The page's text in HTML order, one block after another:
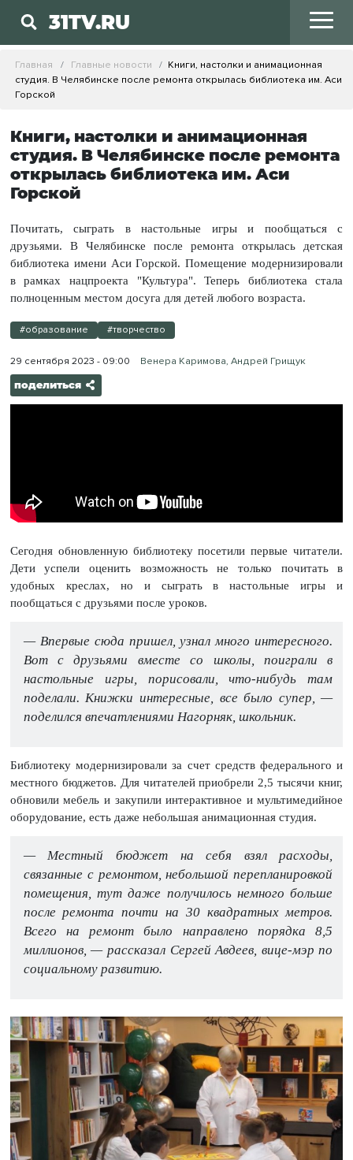
31TV.RU
Главная Главные новости
Книги, настолки и анимационная
студия. В Челябинске после ремонта открылась библиотека им. Аси
Горской
Книги, настолки и анимационная
студия. В Челябинске после ремонта
открылась библиотека им. Аси
Горской
Почитать, сыграть в настольные игры и пообщаться с
друзьями. В Челябинске после ремонта открылась детская
библиотека имени Аси Горской. Помещение модернизировали
в рамках нацпроекта "Культура". Теперь библиотека стала
полноценным местом досуга для детей любого возраста.
#образование #творчество
29 сентября 2023 - 09:00 Венера Каримова, Андрей Грищук
поделиться
Сегодня обновленную библиотеку посетили первые читатели.
Дети успели оценить возможность не только почитать в
удобных креслах, но и сыграть в настольные игры и
пообщаться с друзьями после уроков.
— Впервые сюда пришел, узнал много интересного.
Вот с друзьями вместе со школы, поиграли в
настольные игры, порисовали, что-нибудь там
поделали. Книжки интересные, все было супер, —
поделился впечатлениями Нагорняк, школьник.
Библиотеку модернизировали за счет средств федерального и
местного бюджетов. Для читателей приобрели 2,5 тысячи книг,
обновили мебель и закупили интерактивное и мультимедийное
оборудование, есть даже небольшая анимационная студия.
— Местный бюджет на себя взял расходы,
связанные с ремонтом, небольшой перепланировкой
помещения, тут даже получилось немного больше
после ремонта почти на 30 квадратных метров.
Всего на ремонт было направлено порядка 8,5
миллионов, — рассказал Сергей Авдеев, вице-мэр по
социальному развитию.